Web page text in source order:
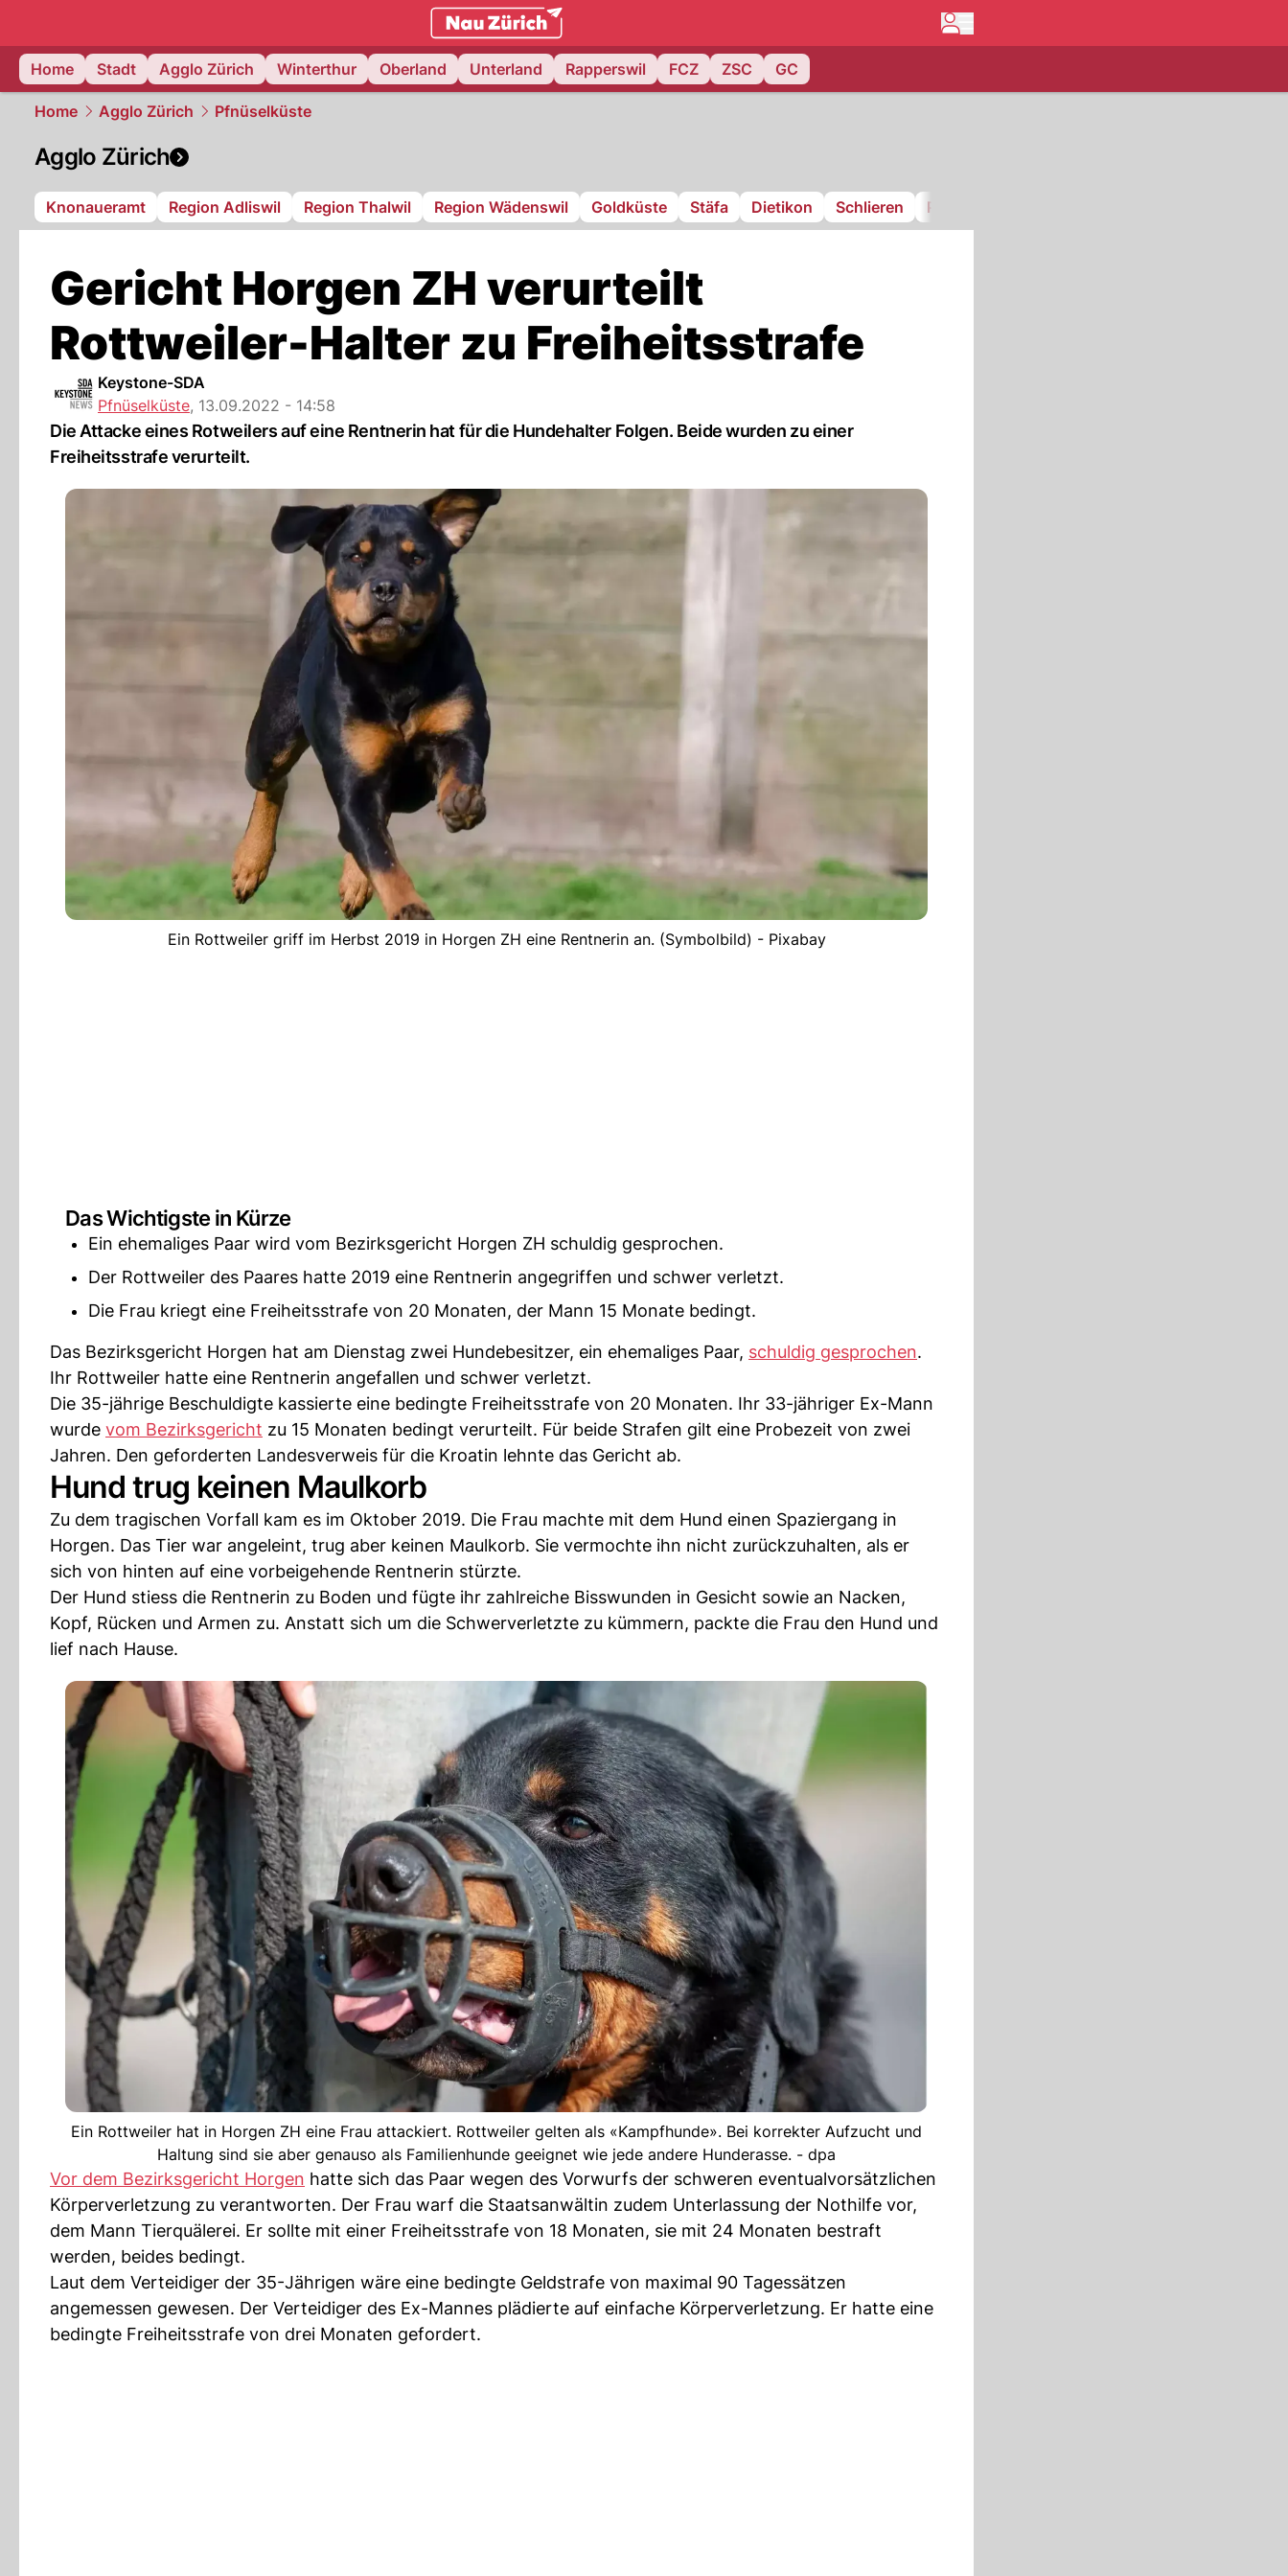
zurich.NAU.ch
Home
Stadt Agglo Zürich Winterthur Oberland Unterland Rapperswil FCZ ZSC GC
Home Agglo Zürich Pfnüselküste
Agglo Zürich
Knonaueramt Region Adliswil Region Thalwil Region Wädenswil Goldküste Stäfa Dietikon Schlieren Pfnüselküste
Gericht Horgen ZH verurteilt
Rottweiler-Halter zu Freiheitsstrafe
Keystone-SDA
Pfnüselküste, 13.09.2022 - 14:58
Die Attacke eines Rotweilers auf eine Rentnerin hat für die Hundehalter Folgen. Beide wurden zu einer
Freiheitsstrafe verurteilt.
Ein Rottweiler griff im Herbst 2019 in Horgen ZH eine Rentnerin an. (Symbolbild) - Pixabay
Das Wichtigste in Kürze
Ein ehemaliges Paar wird vom Bezirksgericht Horgen ZH schuldig gesprochen.
Der Rottweiler des Paares hatte 2019 eine Rentnerin angegriffen und schwer verletzt.
Die Frau kriegt eine Freiheitsstrafe von 20 Monaten, der Mann 15 Monate bedingt.
Das Bezirksgericht Horgen hat am Dienstag zwei Hundebesitzer, ein ehemaliges Paar, schuldig gesprochen.
Ihr Rottweiler hatte eine Rentnerin angefallen und schwer verletzt.
Die 35-jährige Beschuldigte kassierte eine bedingte Freiheitsstrafe von 20 Monaten. Ihr 33-jähriger Ex-Mann
wurde vom Bezirksgericht zu 15 Monaten bedingt verurteilt. Für beide Strafen gilt eine Probezeit von zwei
Jahren. Den geforderten Landesverweis für die Kroatin lehnte das Gericht ab.
Hund trug keinen Maulkorb
Zu dem tragischen Vorfall kam es im Oktober 2019. Die Frau machte mit dem Hund einen Spaziergang in
Horgen. Das Tier war angeleint, trug aber keinen Maulkorb. Sie vermochte ihn nicht zurückzuhalten, als er
sich von hinten auf eine vorbeigehende Rentnerin stürzte.
Der Hund stiess die Rentnerin zu Boden und fügte ihr zahlreiche Bisswunden in Gesicht sowie an Nacken,
Kopf, Rücken und Armen zu. Anstatt sich um die Schwerverletzte zu kümmern, packte die Frau den Hund und
lief nach Hause.
Ein Rottweiler hat in Horgen ZH eine Frau attackiert. Rottweiler gelten als «Kampfhunde». Bei korrekter Aufzucht und
Haltung sind sie aber genauso als Familienhunde geeignet wie jede andere Hunderasse. - dpa
Vor dem Bezirksgericht Horgen hatte sich das Paar wegen des Vorwurfs der schweren eventualvorsätzlichen
Körperverletzung zu verantworten. Der Frau warf die Staatsanwältin zudem Unterlassung der Nothilfe vor,
dem Mann Tierquälerei. Er sollte mit einer Freiheitsstrafe von 18 Monaten, sie mit 24 Monaten bestraft
werden, beides bedingt.
Laut dem Verteidiger der 35-Jährigen wäre eine bedingte Geldstrafe von maximal 90 Tagessätzen
angemessen gewesen. Der Verteidiger des Ex-Mannes plädierte auf einfache Körperverletzung. Er hatte eine
bedingte Freiheitsstrafe von drei Monaten gefordert.